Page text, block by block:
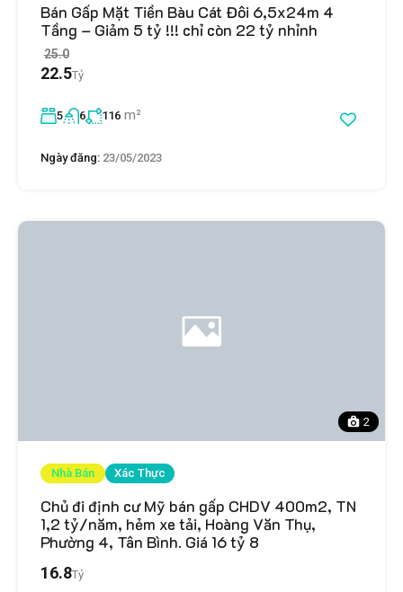
Bán Gấp Mặt Tiền Bàu Cát Đôi 6,5x24m 4
Tầng – Giảm 5 tỷ !!! chỉ còn 22 tỷ nhỉnh
22.5
25.0
Tỷ
5 6 116 m²
Ngày đăng: 23/05/2023
2
Nhà Bán Xác Thực
Chủ đi định cư Mỹ bán gấp CHDV 400m2, TN
1,2 tỷ/năm, hẻm xe tải, Hoàng Văn Thụ,
Phường 4, Tân Bình. Giá 16 tỷ 8
16.8Tỷ